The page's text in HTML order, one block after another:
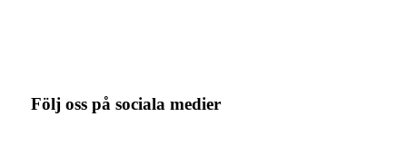
Följ oss på sociala medier